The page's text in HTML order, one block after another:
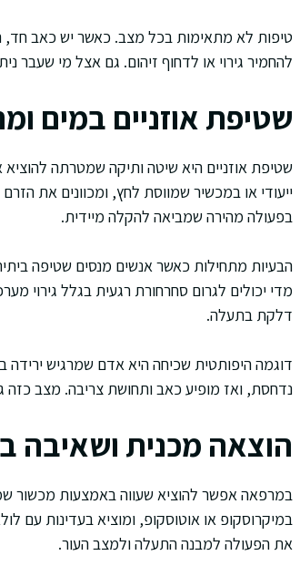
טיפות לא מתאימות בכל מצב. כאשר יש כאב חד,
להחמיר גירוי או לדחוף זיהום. גם אצל מי שעבר
שטיפת אוזניים במים
שטיפת אוזניים היא שיטה ותיקה שמטרתה
ייעודי או במכשיר שמווסת לחץ, ומכוונים את
בפעולה מהירה שמביאה להקלה מיידית.
הבעיות מתחילות כאשר אנשים מנסים שטיפה
מדי יכולים לגרום סחרחורת רגעית בגלל גירוי
דלקת בתעלה.
דוגמה היפותטית שכיחה היא אדם שמרגיש
נדחסת, ואז מופיע כאב ותחושת צריבה. מצב כזה
הוצאה מכנית ושאיבה
במרפאה אפשר להוציא שעווה באמצעות מכשור
במיקרוסקופ או אוטוסקופ, ומוציא בעדינות עם
את הפעולה למבנה התעלה ולמצב העור.